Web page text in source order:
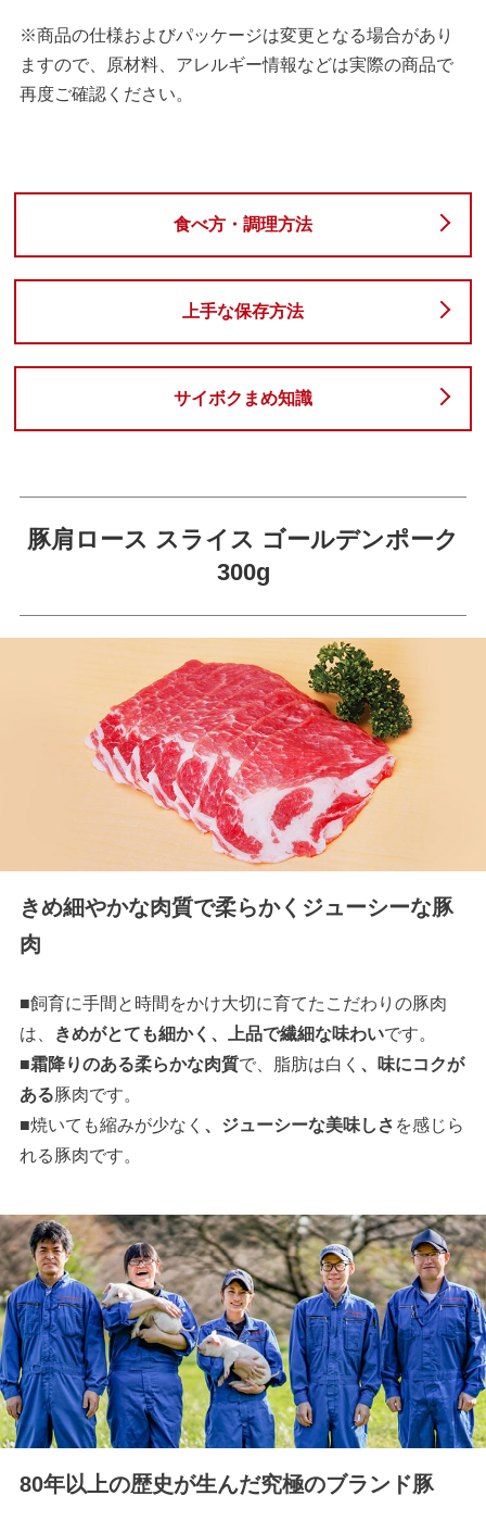
※商品の仕様およびパッケージは変更となる場合があり
ますので、原材料、アレルギー情報などは実際の商品で
再度ご確認ください。
食べ方・調理方法
上手な保存方法
サイボクまめ知識
豚肩ロース スライス ゴールデンポーク
300g
きめ細やかな肉質で柔らかくジューシーな豚
肉
■飼育に手間と時間をかけ大切に育てたこだわりの豚肉
は、
きめがとても細かく、上品で繊細な味わいです。
■霜降りのある柔らかな肉質で、脂肪は白く 、味にコクが
ある豚肉です。
■焼いても縮みが少なく 、ジューシーな美味しさ を感じら
れる豚肉です。
80年以上の歴史が生んだ究極のブランド豚